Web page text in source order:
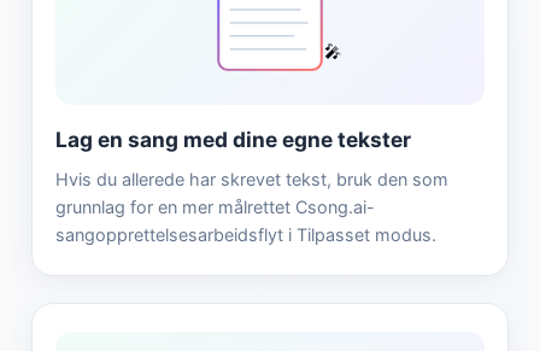
🎤
Lag en sang med dine egne tekster
Hvis du allerede har skrevet tekst, bruk den som
grunnlag for en mer målrettet Csong.ai-
sangopprettelsesarbeidsflyt i Tilpasset modus.